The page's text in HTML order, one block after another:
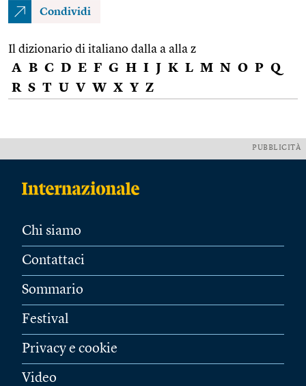
Condividi
Il dizionario di italiano dalla a alla z
A B C D E F G H I J K L M N O P Q
R S T U V W X Y Z
PUBBLICITÀ
Chi siamo
Contattaci
Sommario
Festival
Privacy e cookie
Video